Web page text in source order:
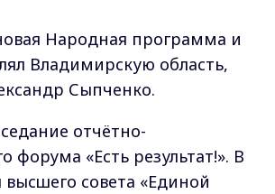
Народная программа и
Владимирскую область,
Сыпченко.
отчётно-
форума «Есть результат!». В
совета «Единой